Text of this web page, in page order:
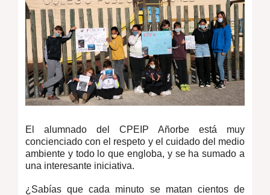
El alumnado del CPEIP Añorbe está muy
concienciado con el respeto y el cuidado del medio
ambiente y todo lo que engloba, y se ha sumado a
una interesante iniciativa.
¿Sabías que cada minuto se matan cientos de